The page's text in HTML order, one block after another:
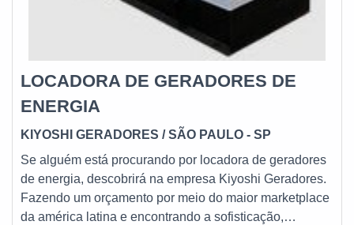
LOCADORA DE GERADORES DE
ENERGIA
KIYOSHI GERADORES / SÃO PAULO - SP
Se alguém está procurando por locadora de geradores
de energia, descobrirá na empresa Kiyoshi Geradores.
Fazendo um orçamento por meio do maior marketplace
da américa latina e encontrando a sofisticação,